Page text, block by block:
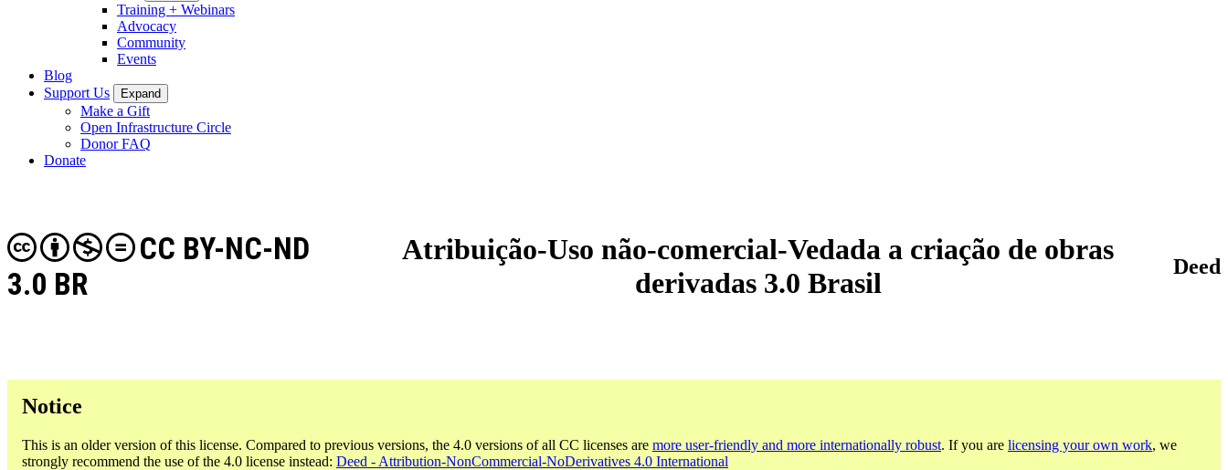
Training + Webinars
Advocacy
Community
Events
Blog
Support Us
Expand
Make a Gift
Open Infrastructure Circle
Donor FAQ
Donate
Atribuição-Uso não-comercial-Vedada a criação de obras
derivadas 3.0 Brasil
CC BY-NC-ND
3.0 BR
Deed
Notice
This is an older version of this license. Compared to previous versions, the 4.0 versions of all CC licenses are more user-friendly and more internationally robust. If you are licensing your own work, we
strongly recommend the use of the 4.0 license instead: Deed - Attribution-NonCommercial-NoDerivatives 4.0 International